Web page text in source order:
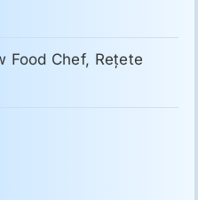
Food Chef, Reţete